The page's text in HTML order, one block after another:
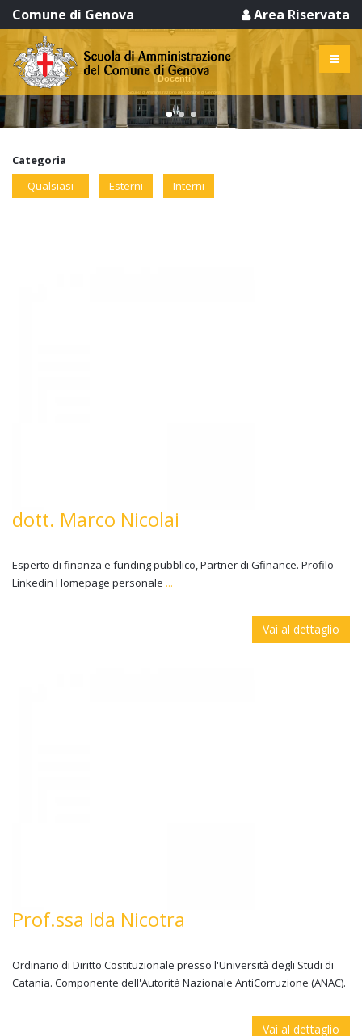
Comune di Genova Area Riservata
Docenti
Scuola di Amministrazione del Comune di Genova
Categoria
- Qualsiasi -
Esterni Interni
dott. Marco Nicolai
Esperto di finanza e funding pubblico, Partner di Gfinance. Profilo
Linkedin Homepage personale ...
Vai al dettaglio
Prof.ssa Ida Nicotra
Ordinario di Diritto Costituzionale presso l'Università degli Studi di
Catania. Componente dell'Autorità Nazionale AntiCorruzione (ANAC).
Vai al dettaglio